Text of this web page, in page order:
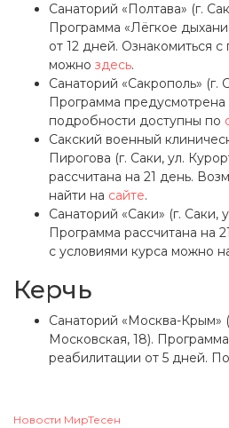
Санаторий «Полтава» (г.
Программа «Лёгкое
от 12 дней. Ознакомиться
можно здесь.
Санаторий «Сакрополь» (г.
Программа предусмотрена
подробности доступны по
Сакский военный
Пирогова (г. Саки, ул.
рассчитана на 21 день.
найти на сайте.
Санаторий «Саки» (г. Саки,
Программа рассчитана на
с условиями курса можно
Керчь
Санаторий «Москва-Крым»
Московская, 18).
реабилитации от 5 дней.
Новости МирТесен